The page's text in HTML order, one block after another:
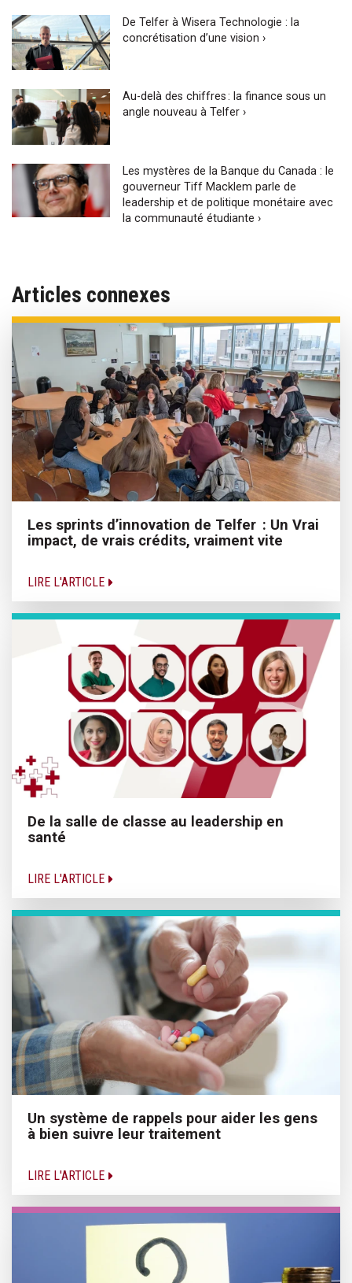
De Telfer à Wisera Technologie : la
concrétisation d’une vision ›
Au-delà des chiffres : la finance sous un
angle nouveau à Telfer ›
Les mystères de la Banque du Canada : le
gouverneur Tiff Macklem parle de
leadership et de politique monétaire avec
la communauté étudiante ›
Articles connexes
Les sprints d’innovation de Telfer : Un Vrai
impact, de vrais crédits, vraiment vite
LIRE L'ARTICLE
De la salle de classe au leadership en
santé
LIRE L'ARTICLE
Un système de rappels pour aider les gens
à bien suivre leur traitement
LIRE L'ARTICLE